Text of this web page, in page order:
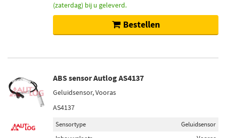
(zaterdag) bij u geleverd.
Bestellen
ABS sensor Autlog AS4137
Geluidsensor, Vooras
AS4137
Sensortype
Geluidsensor